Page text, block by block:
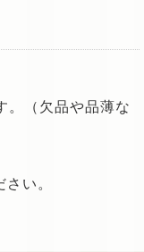
。（欠品や品薄な
い。